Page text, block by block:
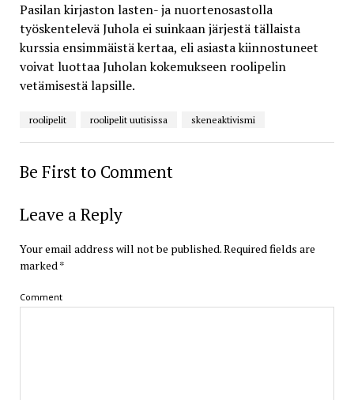
Pasilan kirjaston lasten- ja nuortenosastolla
työskentelevä Juhola ei suinkaan järjestä tällaista
kurssia ensimmäistä kertaa, eli asiasta kiinnostuneet
voivat luottaa Juholan kokemukseen roolipelin
vetämisestä lapsille.
roolipelit roolipelit uutisissa skeneaktivismi
Be First to Comment
Leave a Reply
Your email address will not be published.Required fields are
marked*
Comment